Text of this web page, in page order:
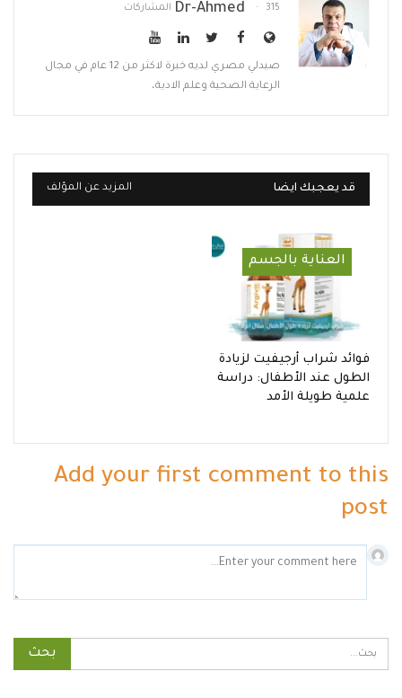
Dr-Ahmed 315 المشاركات
صيدلي مصري لديه خبرة لاكثر من 12 عام في مجال
الرعاية الصحية وعلم الادية،
قد يعجبك ايضا المزيد عن المؤلف
العناية بالجسم
فوائد شراب أرجيفيت لزيادة
الطول عند الأطفال: دراسة
علمية طويلة الأمد
Add your first comment to this
post